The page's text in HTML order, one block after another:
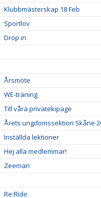
Klubbmästerskap 18 Feb
Sportlov
Drop in
Årsmöte
WE-träning
Till våra privatekipage
Årets ungdomssektion Skåne
Inställda lektioner
Hej alla medlemmar!
Zeeman
Re:Ride